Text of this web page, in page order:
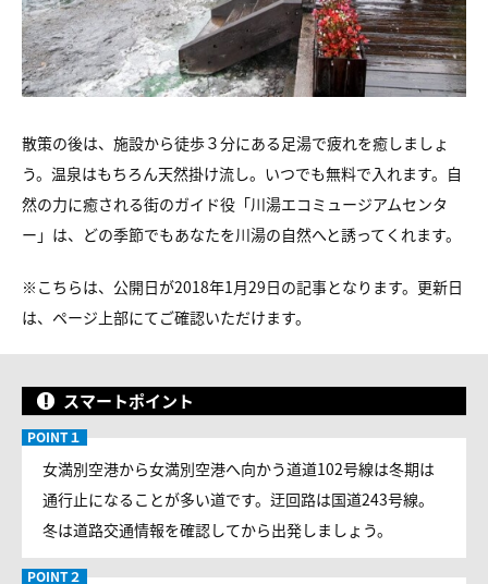
散策の後は、施設から徒歩３分にある足湯で疲れを癒しましょ
う。温泉はもちろん天然掛け流し。いつでも無料で入れます。自
然の力に癒される街のガイド役「川湯エコミュージアムセンタ
ー」は、どの季節でもあなたを川湯の自然へと誘ってくれます。
※こちらは、公開日が2018年1月29日の記事となります。更新日
は、ページ上部にてご確認いただけます。
スマートポイント
女満別空港から女満別空港へ向かう道道102号線は冬期は
通行止になることが多い道です。迂回路は国道243号線。
冬は道路交通情報を確認してから出発しましょう。